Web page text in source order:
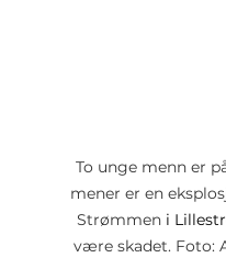
To unge menn er
mener er en
Strømmen i
være skadet. Foto: